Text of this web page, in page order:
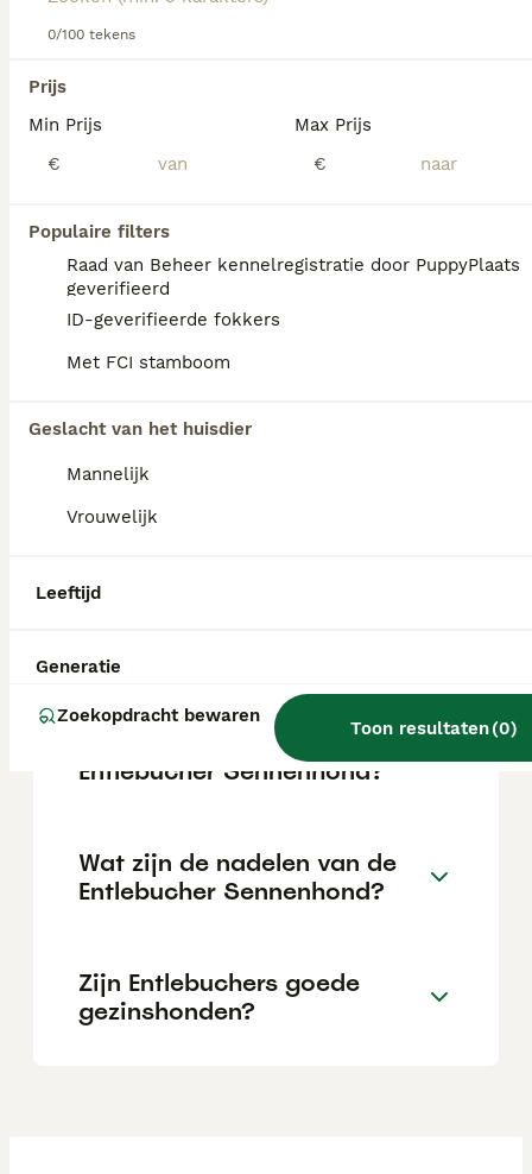
0/100 tekens
Prijs
Min Prijs
€
Max Prijs
€
Populaire filters
Raad van Beheer kennelregistratie door PuppyPlaats
geverifieerd
ID-geverifieerde fokkers
Met FCI stamboom
Geslacht van het huisdier
Mannelijk
Vrouwelijk
Leeftijd
Generatie
Zoekopdracht bewaren
Toon resultaten(0)
Entlebucher Sennenhond adviespagina
informatie over dit hondenras.
We hebben 0 Entlebucher Sennenhond Pups
Als je toekomstige resultaten wil zien voor deze
exacte zoekopdracht, sla dan je zoekopdracht op en
FAQ's
Sennenhond een makkelijke
hond?
Met de juiste training en opvoeding kan de
Zijn intelligentie en sterke karakter maken
hem tot een uitstekende metgezel voor
steken in zijn opvoeding.
Wat is het karakter van een
Entlebucher Sennenhond?
Wat zijn de nadelen van de
Entlebucher Sennenhond?
Zijn Entlebuchers goede
gezinshonden?